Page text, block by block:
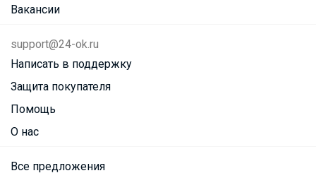
Вакансии
support@24-ok.ru
Написать в поддержку
Защита покупателя
Помощь
О нас
Все предложения